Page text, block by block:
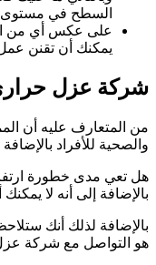
السطح في مستوى
على عكس أي من
يمكنك أن تقنن
شركة عزل
من المتعارف عليه أن
والصحية للأفراد
هل تعي مدى خطورة
بالإضافة إلى أنه لا
بالإضافة لذلك أنك
هو التواصل مع شركة